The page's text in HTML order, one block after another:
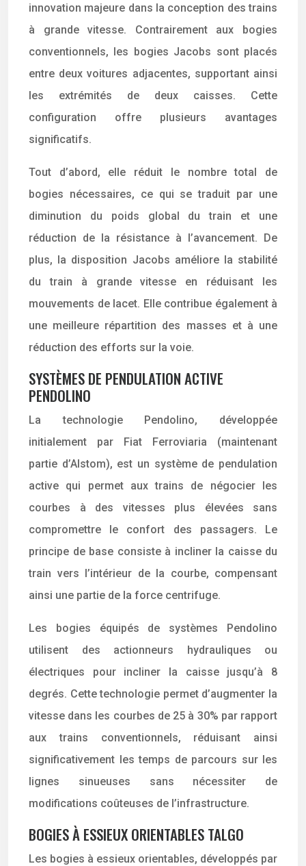
innovation majeure dans la conception des trains
à grande vitesse. Contrairement aux bogies
conventionnels, les bogies Jacobs sont placés
entre deux voitures adjacentes, supportant ainsi
les extrémités de deux caisses. Cette
configuration offre plusieurs avantages
significatifs.
Tout d’abord, elle réduit le nombre total de
bogies nécessaires, ce qui se traduit par une
diminution du poids global du train et une
réduction de la résistance à l’avancement. De
plus, la disposition Jacobs améliore la stabilité
du train à grande vitesse en réduisant les
mouvements de lacet. Elle contribue également à
une meilleure répartition des masses et à une
réduction des efforts sur la voie.
SYSTÈMES DE PENDULATION ACTIVE
PENDOLINO
La technologie Pendolino, développée
initialement par Fiat Ferroviaria (maintenant
partie d’Alstom), est un système de pendulation
active qui permet aux trains de négocier les
courbes à des vitesses plus élevées sans
compromettre le confort des passagers. Le
principe de base consiste à incliner la caisse du
train vers l’intérieur de la courbe, compensant
ainsi une partie de la force centrifuge.
Les bogies équipés de systèmes Pendolino
utilisent des actionneurs hydrauliques ou
électriques pour incliner la caisse jusqu’à 8
degrés. Cette technologie permet d’augmenter la
vitesse dans les courbes de 25 à 30% par rapport
aux trains conventionnels, réduisant ainsi
significativement les temps de parcours sur les
lignes sinueuses sans nécessiter de
modifications coûteuses de l’infrastructure.
BOGIES À ESSIEUX ORIENTABLES TALGO
Les bogies à essieux orientables, développés par